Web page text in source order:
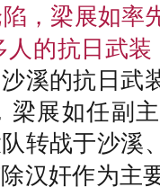
，梁展如率
的抗日武
溪的抗日武
梁展如任副
转战于沙溪
汉奸作为主